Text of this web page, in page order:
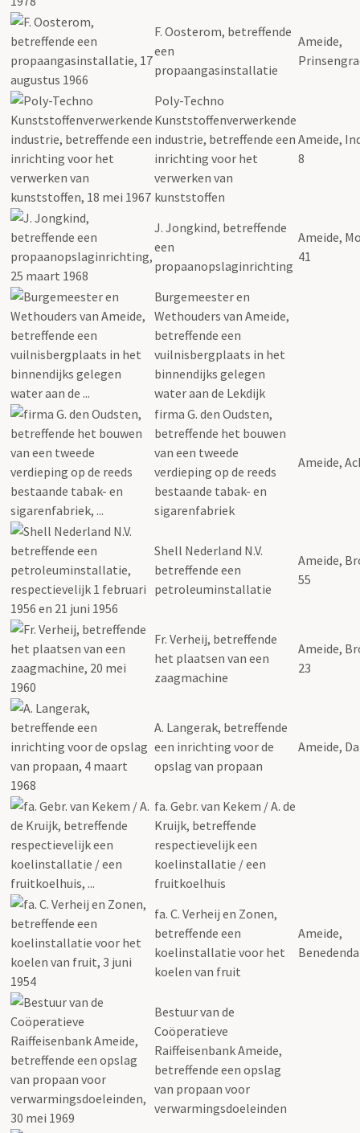
F. Oosterom, betreffende
een
propaangasinstallatie
Ameide,
Poly-Techno
Kunststoffenverwerkende
industrie, betreffende een
inrichting voor het
verwerken van
kunststoffen
Ameide,
8
J. Jongkind, betreffende
een
propaanopslaginrichting
Ameide,
41
Burgemeester en
Wethouders van Ameide,
betreffende een
vuilnisbergplaats in het
binnendijks gelegen
water aan de Lekdijk
firma G. den Oudsten,
betreffende het bouwen
van een tweede
verdieping op de reeds
bestaande tabak- en
sigarenfabriek
Ameide,
Shell Nederland N.V.
betreffende een
petroleuminstallatie
Ameide,
55
Fr. Verheij, betreffende
het plaatsen van een
zaagmachine
Ameide,
23
A. Langerak, betreffende
een inrichting voor de
opslag van propaan
Ameide,
fa. Gebr. van Kekem / A. de
Kruijk, betreffende
respectievelijk een
koelinstallatie / een
fruitkoelhuis
fa. C. Verheij en Zonen,
betreffende een
koelinstallatie voor het
koelen van fruit
Ameide,
Bestuur van de
Coöperatieve
Raiffeisenbank Ameide,
betreffende een opslag
van propaan voor
verwarmingsdoeleinden